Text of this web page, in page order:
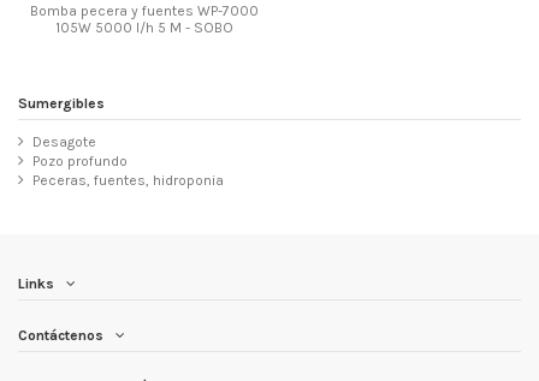
Bomba pecera y fuentes WP-7000
105W 5000 l/h 5 M - SOBO
Sumergibles
Desagote
Pozo profundo
Peceras, fuentes, hidroponia
Links
Contáctenos